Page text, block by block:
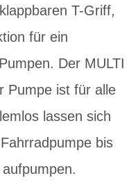
T-Griff,
für ein
Der MULTI
Pumpe ist für alle
lassen sich
bis